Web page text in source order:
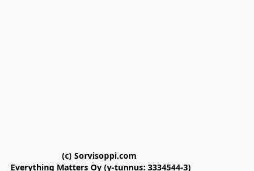
(c) Sorvisoppi.com
Everything Matters Oy (y-tunnus: 3334544-3)